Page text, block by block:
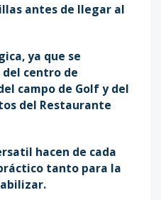
antes de llegar al
ya que se
centro de
campo de Golf y del
del Restaurante
hacen de cada
tanto para la